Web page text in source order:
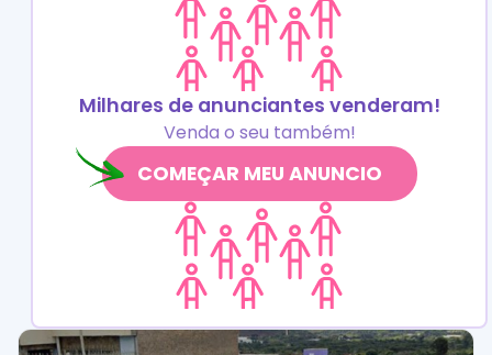
Milhares de anunciantes venderam!
Venda o seu também!
COMEÇAR MEU ANUNCIO